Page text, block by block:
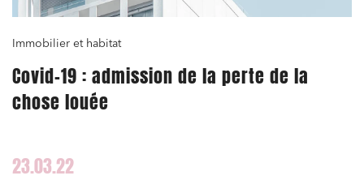
Immobilier et habitat
Covid-19 : admission de la perte de la
chose louée
23.03.22